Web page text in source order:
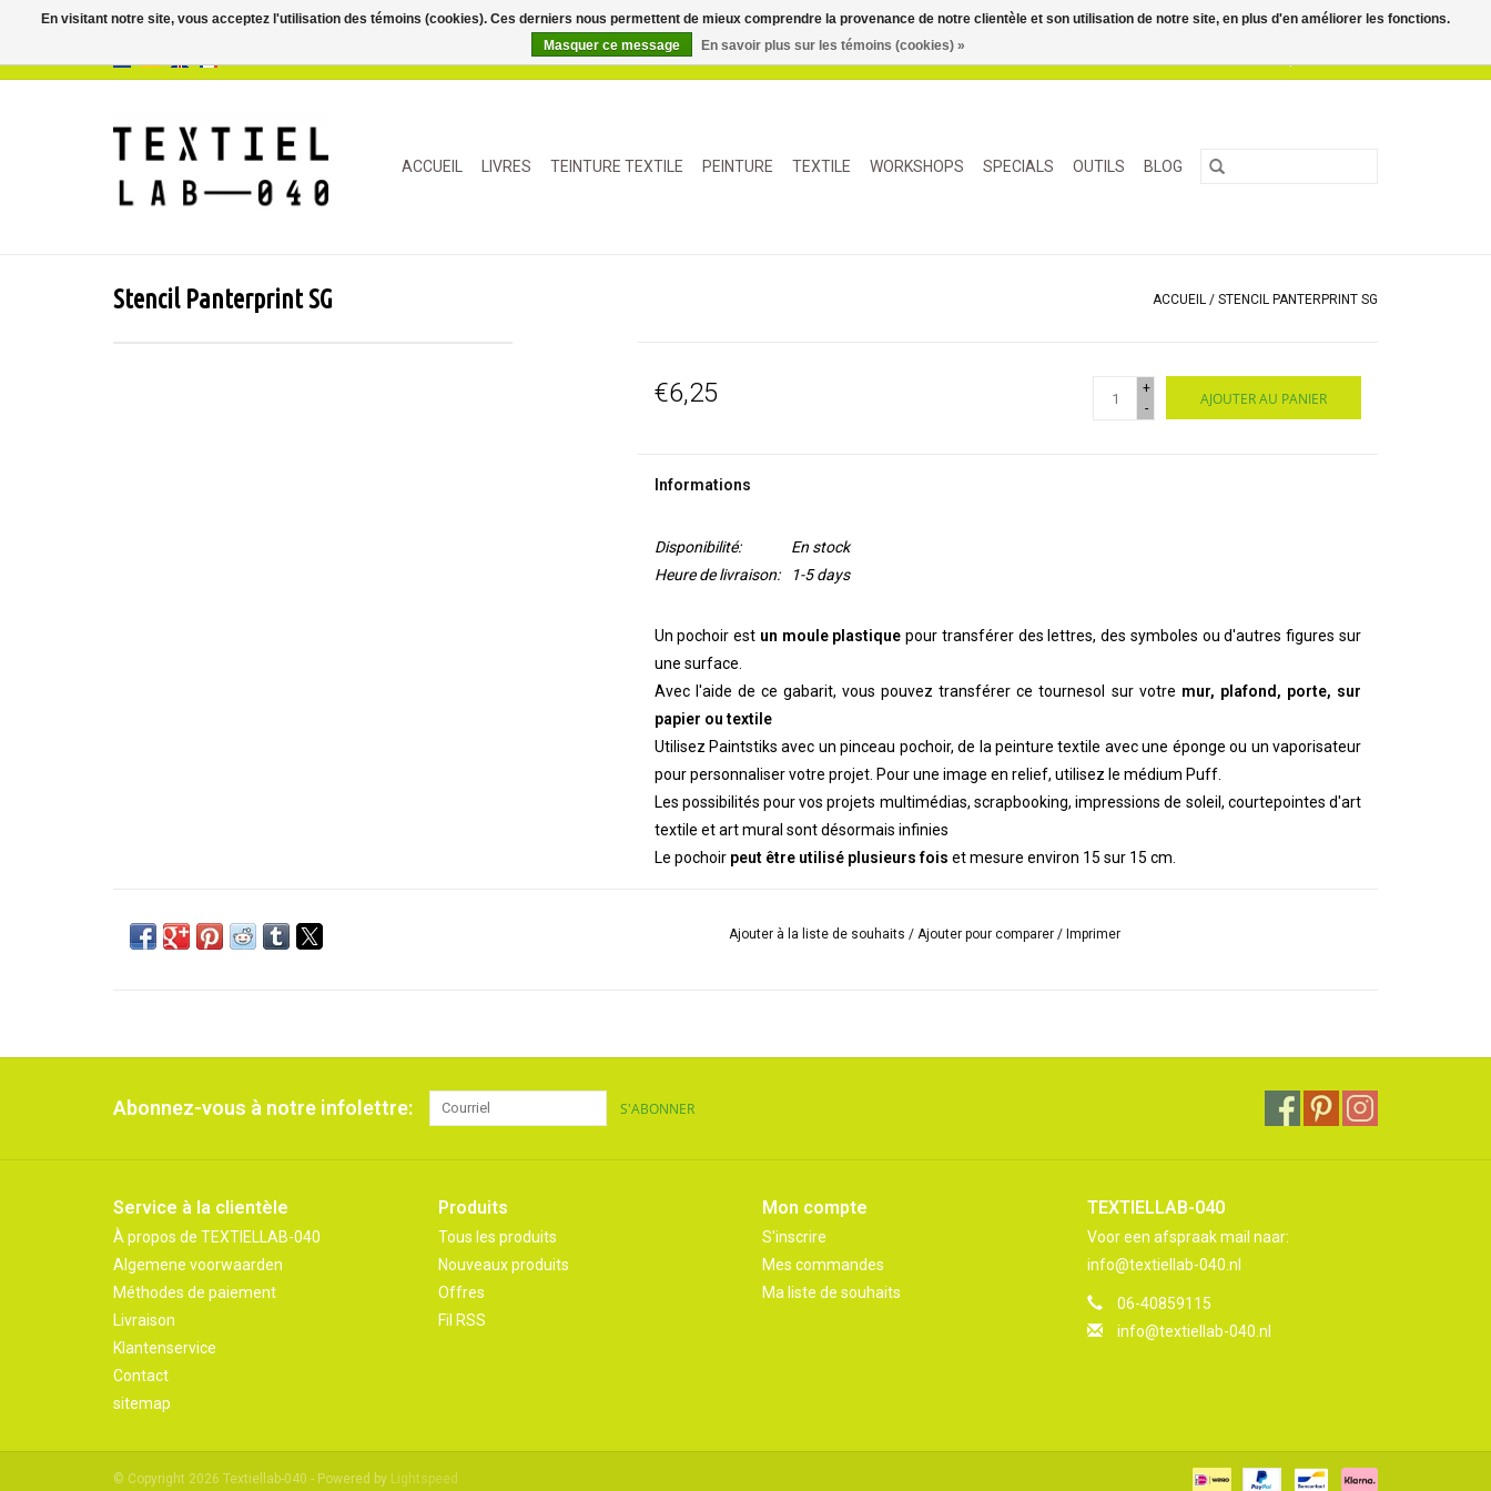
ACCUEIL LIVRES TEINTURE TEXTILE PEINTURE TEXTILE WORKSHOPS SPECIALS OUTILS BLOG
Stencil Panterprint SG ACCUEIL / STENCIL PANTERPRINT SG
€6,25
+
-
AJOUTER AU PANIER
Informations
Disponibilité:
En stock
Heure de livraison:
1-5 days
Un pochoir est un moule plastique pour transférer des lettres, des symboles ou d'autres figures sur
une surface.
Avec l'aide de ce gabarit, vous pouvez transférer ce tournesol sur votre mur, plafond, porte, sur
papier ou textile
Utilisez Paintstiks avec un pinceau pochoir, de la peinture textile avec une éponge ou un vaporisateur
pour personnaliser votre projet. Pour une image en relief, utilisez le médium Puff.
Les possibilités pour vos projets multimédias, scrapbooking, impressions de soleil, courtepointes d'art
textile et art mural sont désormais infinies
Le pochoir peut être utilisé plusieurs fois et mesure environ 15 sur 15 cm.
Ajouter à la liste de souhaits/Ajouter pour comparer/ Imprimer
Abonnez-vous à notre infolettre: S'ABONNER
Service à la clientèle
À propos de TEXTIELLAB-040
Algemene voorwaarden
Méthodes de paiement
Livraison
Klantenservice
Contact
sitemap
Produits
Tous les produits
Nouveaux produits
Offres
Fil RSS
Mon compte
S'inscrire
Mes commandes
Ma liste de souhaits
TEXTIELLAB-040
Voor een afspraak mail naar:
info@textiellab-040.nl
06-40859115
info@textiellab-040.nl
© Copyright 2026 Textiellab-040 - Powered by Lightspeed
En visitant notre site, vous acceptez l'utilisation des témoins (cookies). Ces derniers nous permettent de mieux comprendre la provenance de notre clientèle et son utilisation de notre site, en plus d'en améliorer les fonctions.
Masquer ce message
En savoir plus sur les témoins (cookies) »